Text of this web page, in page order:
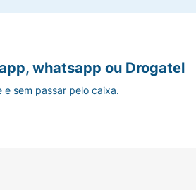
em flocos finos sem glúten.
:
whatsapp ou Drogatel
e sem passar pelo caixa.